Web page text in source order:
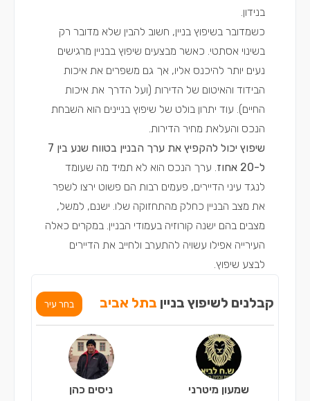
בנידון.
כשמדובר בשיפוץ בניין, חשוב להבין שלא מדובר רק
בשינוי אסתטי. כאשר מבצעים שיפוץ בבניין מרגישים
נעים יותר להיכנס אליו, אך גם משפרים את איכות
הבידוד והאיטום של הדירות (ועל הדרך את איכות
החיים). עוד יתרון בולט של שיפוץ בניינים הוא השבחת
הנכס והעלאת מחיר הדירות.
שיפוץ יכול להקפיץ את ערך הבניין בטווח שנע בין 7
ל-20 אחוז
. ערך הנכס הוא לא תמיד מה שעומד
לנגד עיני הדיירים, פעמים רבות הם פשוט ירצו לשפר
את מצב הבניין כחלק מהתחזוקה שלו. ישנם, למשל,
מצבים בהם ישנה קורוזיה בעמודי הבניין. במקרים כאלה
העירייה אפילו עשויה להתערב ולחייב את הדיירים
לבצע שיפוץ.
קבלנים לשיפוץ בניין בתל אביב בחר עיר
שמעון מיטרני
ניסים כהן